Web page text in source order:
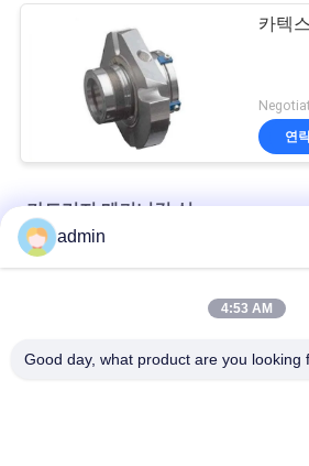
카텍
연
카트리지 메커니컬 실
케미컬 펌프를 위한 AES CDSA 두배 카트
25m/S AESSEAL DMSF Double
admin
4:53 AM
Good day, what product are you looking